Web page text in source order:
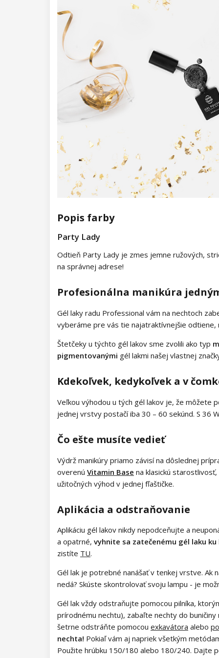
Kolekcia Easter Egg
Kolekcia Lovely Kiss
Kolekcia Magic Winter
Kolekcia Old Passion
Kolekcia Rainbow Tones
Kolekcia Pure Elegance
Kolekcia Pastel Candy
Kolekcia New York City
Kolekcia Army Lady
Kolekcia Chocolate Box
Kolekcia Romantic Sunset
Kolekcia Paradise Dream
Kolekcia Ocean Drive
Kolekcia Pure Beauty
Kolekcia Cupcake
Kolekcia Time to Warm Up
Kolekcia Let It Snow!
Kolekcia Heartbeat
Kolekcia Princess
NANI gél laky Amazing Line
Kolekcia Autumn Breeze
Kolekcia Retro Chic
Kolekcia Royal Charm
Kolekcia Emerald Woods
Kolekcia Flirt Fever
Kolekcia Candy Land
Kolekcia Sea Tide
NANI gél laky Simply Pure
Kolekcia Brownie
Kolekcia Time to Shine
Kolekcia Garden of Serenity
Kolekcia Morning Muse
NeoNail gél laky Collection
Špeciálne zdobiace gél laky
Laky na nechty
Farebné laky
Laky na nechty Classic
Laky na nechty - Super Shine
Detské laky
Zdobiace laky
Blooming Beauty
Vrchné a podkladové laky
UV gély
Farebné UV gély
NANI UV gély Professional
Kolekcia Glamour Twinkle
NANI UV gély Amazing
Finish UV gély
Modelovacie UV gély
Akrylový systém
Akrygél
Akrylový púder
Polyakryly
Polyakryly
Polygély
Popis farby
Party Lady
Odtieň Party Lady je zmes jemne ružových,
na správnej adrese!
Profesionálna manikúra
Gél laky radu Professional vám na nechtoch
vyberáme pre vás tie najatraktívnejšie odtiene,
Štetčeky u týchto gél lakov sme zvolili ako typ
pigmentovanými gél lakmi našej vlastnej
Kdekoľvek, kedykoľvek a v
Veľkou výhodou u tých gél lakov je, že môžete
jednej vrstvy postačí iba 30 – 60 sekúnd. S 36
Čo ešte musíte vedieť
Výdrž manikúry priamo závisí na dôslednej
overenú Vitamin Base na klasickú
užitočných výhod v jednej fľaštičke.
Aplikácia a odstraňovanie
Aplikáciu gél lakov nikdy nepodceňujte a
a opatrné, vyhnite sa zatečenému gél laku
zistíte TU.
Gél lak je potrebné nanášať v tenkej vrstve. Ak
nedá? Skúste skontrolovať svoju lampu - je
Gél lak vždy odstraňujte pomocou pilníka,
prírodnému nechtu), zabaľte nechty do
šetrne odstráňte pomocou exkavátora alebo
nechta! Pokiaľ vám aj napriek všetkým
Použite hrúbku 150/180 alebo 180/240. Dajte